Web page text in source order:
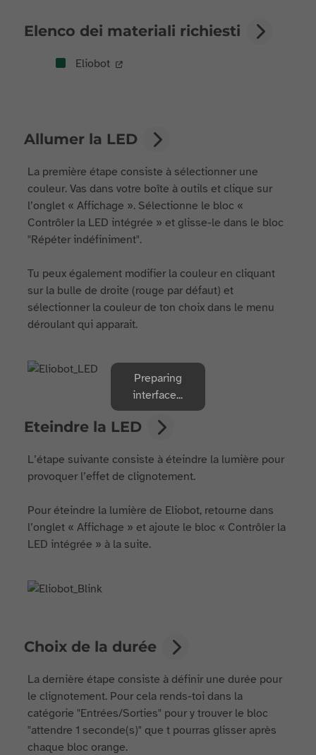
Elenco dei materiali richiesti
Eliobot
Allumer la LED
La première étape consiste à sélectionner une
couleur. Vas dans votre boîte à outils et clique sur
l’onglet « Affichage ». Sélectionne le bloc «
Contrôler la LED intégrée » et glisse-le dans le bloc
"Répéter indéfiniment".
Tu peux également modifier la couleur en cliquant
sur la bulle de droite (rouge par défaut) et
sélectionner la couleur de ton choix dans le menu
déroulant qui apparait.
Eteindre la LED
L’étape suivante consiste à éteindre la lumière pour
provoquer l’effet de clignotement.
Pour éteindre la lumière de Eliobot, retourne dans
l’onglet « Affichage » et ajoute le bloc « Contrôler la
LED intégrée » à la suite.
Choix de la durée
La dernière étape consiste à définir une durée pour
le clignotement. Pour cela rends-toi dans la
catégorie "Entrées/Sorties" pour y trouver le bloc
"attendre 1 seconde(s)" que t pourras glisser après
chaque bloc orange.
Preparing
interface...